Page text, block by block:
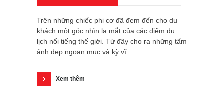
Trên những chiếc phi cơ đã đem đến cho du
khách một góc nhìn lạ mắt của các điểm du
lịch nổi tiếng thế giới. Từ đây cho ra những tấm
ảnh đẹp ngoạn mục và kỳ vĩ.
Xem thêm